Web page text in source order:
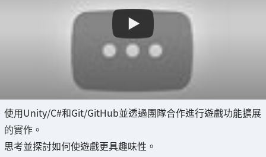
使用Unity/C#和Git/GitHub並透過團隊合作進行遊戲功能擴展
的實作。
思考並探討如何使遊戲更具趣味性。